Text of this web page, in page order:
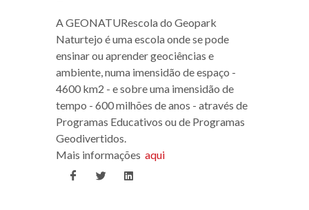
A GEONATURescola do Geopark
Naturtejo é uma escola onde se pode
ensinar ou aprender geociências e
ambiente, numa imensidão de espaço -
4600 km2 - e sobre uma imensidão de
tempo - 600 milhões de anos - através de
Programas Educativos ou de Programas
Geodivertidos.
Mais informações aqui